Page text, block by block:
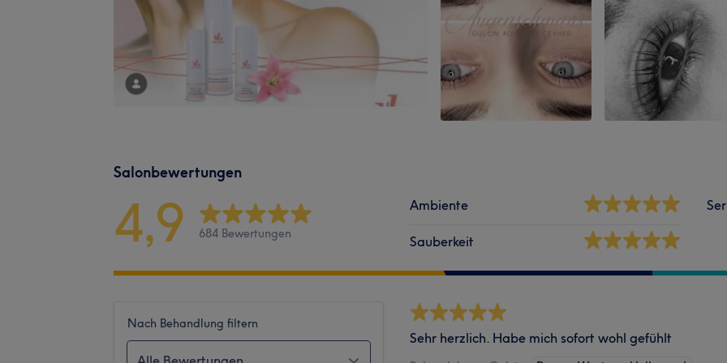
Salonbewertungen
4,9 684 Bewertungen
Ambiente
Sauberkeit
Nach Behandlung filtern
Sehr herzlich. Habe mich sofort wohl gefühlt